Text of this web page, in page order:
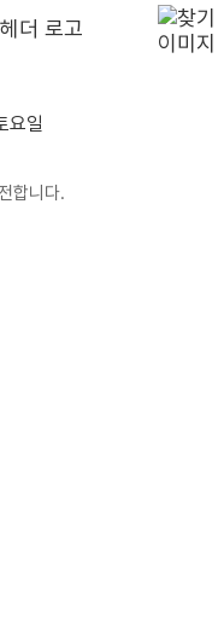
요일
합니다.